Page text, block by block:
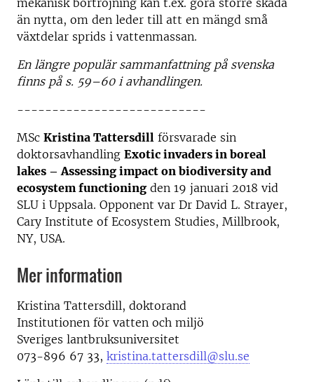
mekanisk bortröjning kan t.ex. göra större skada
än nytta, om den leder till att en mängd små
växtdelar sprids i vattenmassan.
En längre populär sammanfattning på svenska
finns på s. 59–60 i avhandlingen.
---------------------------
MSc Kristina Tattersdill försvarade sin
doktorsavhandling Exotic invaders in boreal
lakes – Assessing impact on biodiversity and
ecosystem functioning den 19 januari 2018 vid
SLU i Uppsala. Opponent var Dr David L. Strayer,
Cary Institute of Ecosystem Studies, Millbrook,
NY, USA.
Mer information
Kristina Tattersdill, doktorand
Institutionen för vatten och miljö
Sveriges lantbruksuniversitet
073-896 67 33, kristina.tattersdill@slu.se